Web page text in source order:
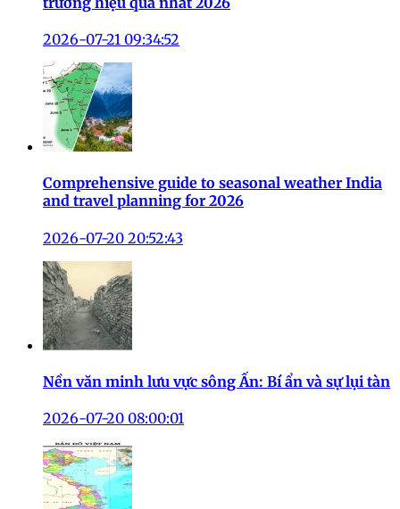
2026-07-21 09:34:52
Comprehensive guide to seasonal weather India
and travel planning for 2026
2026-07-20 20:52:43
Nền văn minh lưu vực sông Ấn: Bí ẩn và sự lụi tàn
2026-07-20 08:00:01